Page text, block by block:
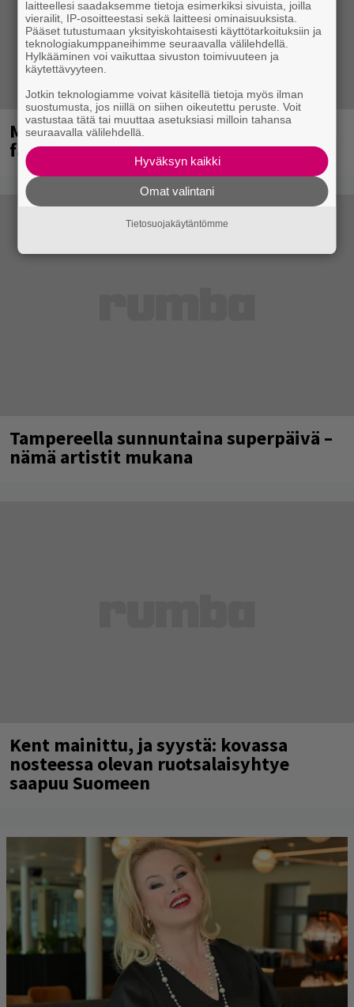
Mainioita uutisia Remu Aaltosen
faneille
Tampereella sunnuntaina superpäivä –
nämä artistit mukana
Kent mainittu, ja syystä: kovassa
nosteessa olevan ruotsalaisyhtye
saapuu Suomeen
laitteellesi saadaksemme tietoja esimerkiksi sivuista, joilla
vierailit, IP-osoitteestasi sekä laitteesi ominaisuuksista.
Pääset tutustumaan yksityiskohtaisesti käyttötarkoituksiin ja
teknologiakumppaneihimme seuraavalla välilehdellä.
Hylkääminen voi vaikuttaa sivuston toimivuuteen ja
käytettävyyteen.
Jotkin teknologiamme voivat käsitellä tietoja myös ilman
suostumusta, jos niillä on siihen oikeutettu peruste. Voit
vastustaa tätä tai muuttaa asetuksiasi milloin tahansa
seuraavalla välilehdellä.
Hyväksyn kaikki
Omat valintani
Tietosuojakäytäntömme